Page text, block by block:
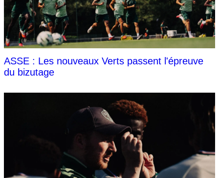
ASSE : Les nouveaux Verts passent l'épreuve
du bizutage